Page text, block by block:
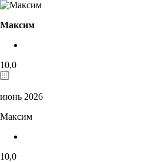
Максим
10,0
июнь 2026
Максим
10,0